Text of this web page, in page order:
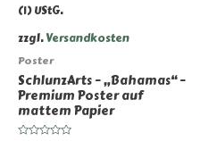
(1) UStG.
zzgl.Versandkosten
Poster
SchlunzArts – „Bahamas“ –
Premium Poster auf
mattem Papier